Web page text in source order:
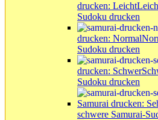
drucken: Leicht
Sudoku drucken
drucken: Normal
Sudoku drucken
drucken: Schwer
Sudoku drucken
Samurai drucken:
schwere Samurai-